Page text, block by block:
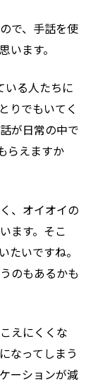
で、手話を使
います。
いる人たちに
りでもいてく
が日常の中で
らえますか
、オイオイの
ます。そこ
たいですね。
のもあるかも
えにくくな
なってしまう
ーションが減